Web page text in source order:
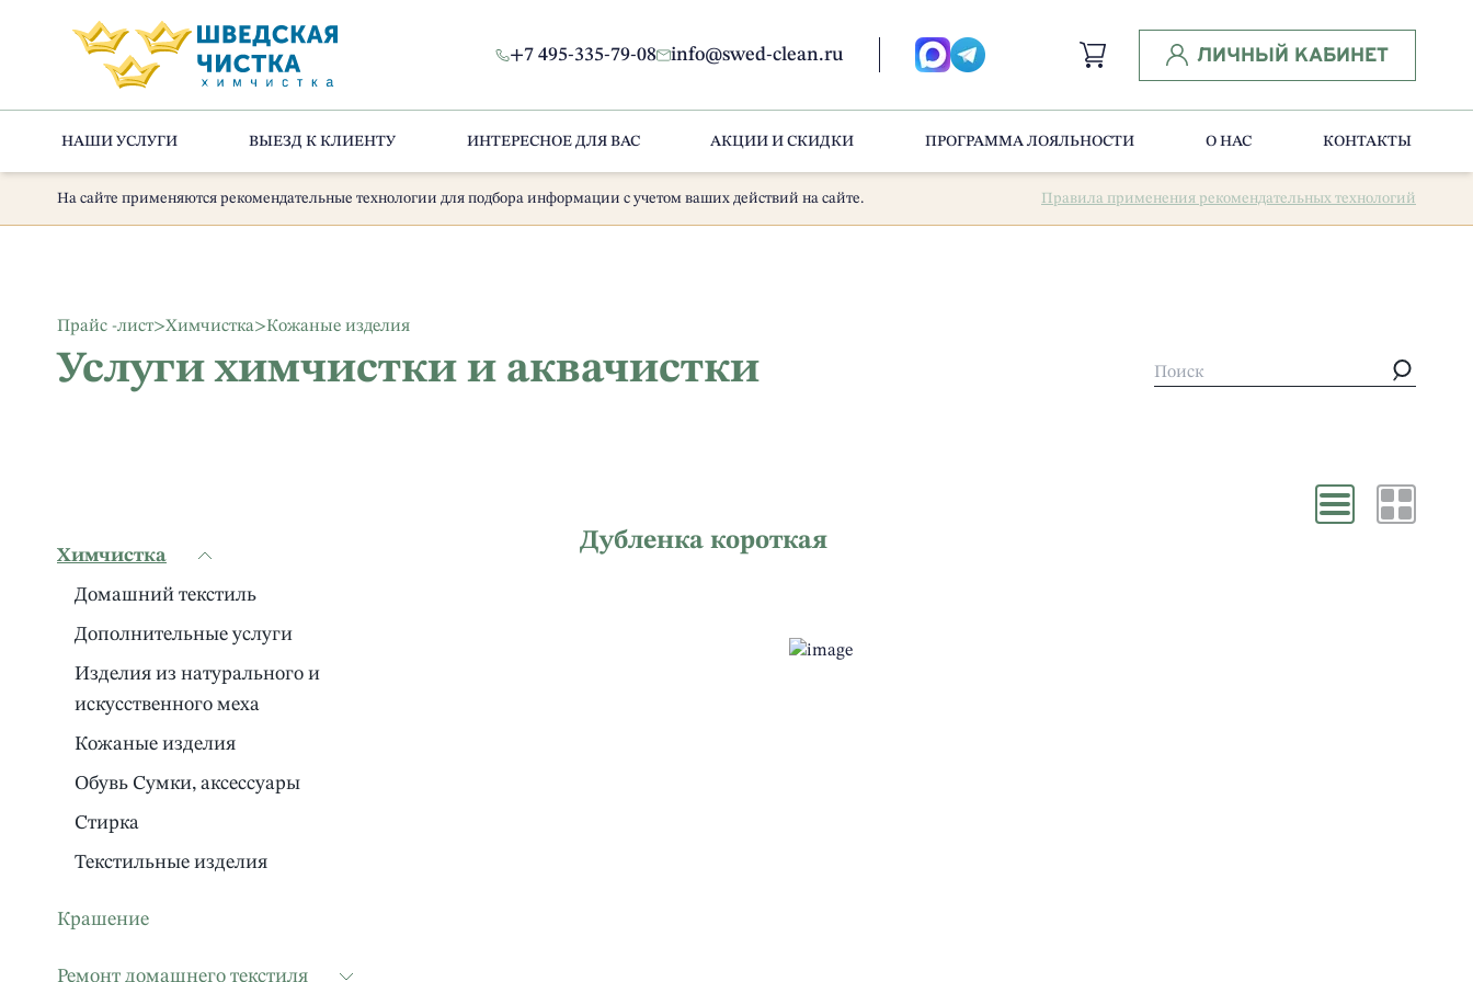
+7 495-335-79-08 info@swed-clean.ru ЛИЧНЫЙ КАБИНЕТ
НАШИ УСЛУГИ ВЫЕЗД К КЛИЕНТУ ИНТЕРЕСНОЕ ДЛЯ ВАС АКЦИИ И СКИДКИ ПРОГРАММА ЛОЯЛЬНОСТИ О НАС КОНТАКТЫ
На сайте применяются рекомендательные технологии для подбора информации с учетом ваших действий на сайте. Правила применения рекомендательных технологий
Прайс -лист>Химчистка>Кожаные изделия
Услуги химчистки и аквачистки
Химчистка
Домашний текстиль
Дополнительные услуги
Изделия из натурального и
искусственного меха
Кожаные изделия
Обувь Сумки, аксессуары
Стирка
Текстильные изделия
Крашение
Ремонт домашнего текстиля
Дубленка короткая